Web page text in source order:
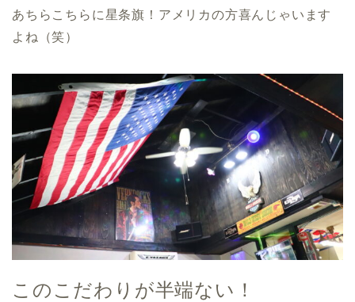
あちらこちらに星条旗！アメリカの方喜んじゃいます
よね（笑）
このこだわりが半端ない！